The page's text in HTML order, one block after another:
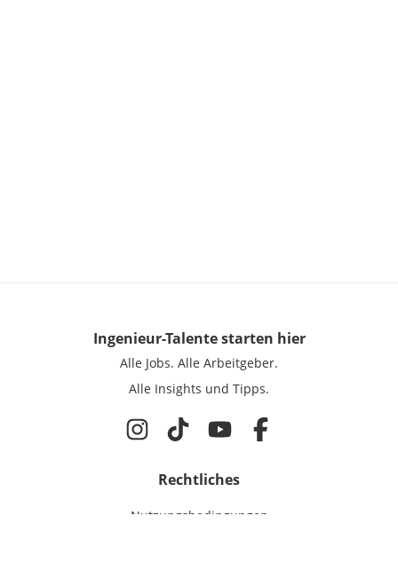
Ingenieur-Talentestarten hier
Alle Jobs. Alle Arbeitgeber.
Alle Insights und Tipps.
Rechtliches
Nutzungsbedingungen